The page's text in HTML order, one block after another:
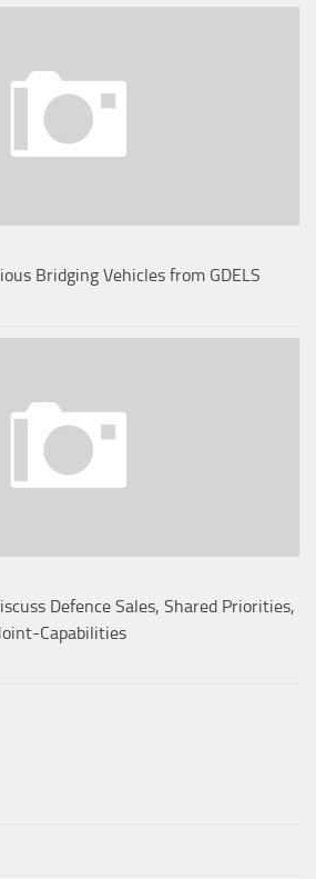
Bridging Vehicles from GDELS
Defence Sales, Shared Priorities,
Capabilities